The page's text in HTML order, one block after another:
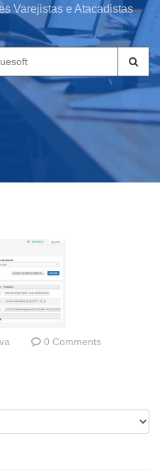
Varejistas e Atacadistas
0 Comments